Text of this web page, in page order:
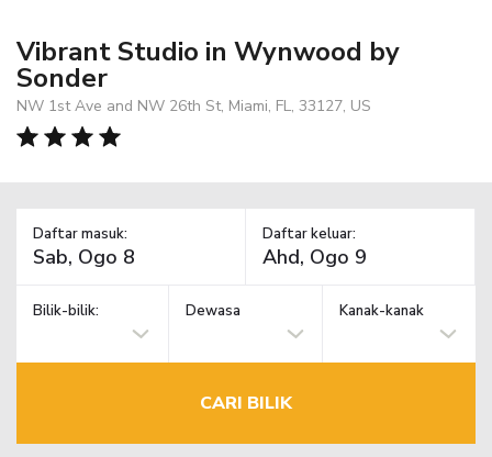
Vibrant Studio in Wynwood by
Sonder
NW 1st Ave and NW 26th St, Miami, FL, 33127, US
Daftar masuk: Daftar keluar:
Bilik-bilik: Dewasa Kanak-kanak
CARI BILIK